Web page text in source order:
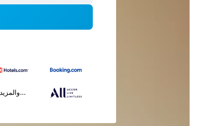
...والمزيد